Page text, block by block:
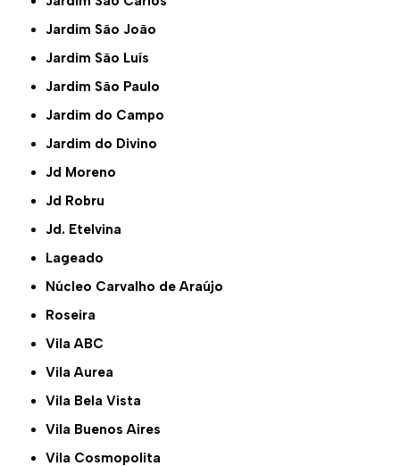
Jardim São João
Jardim São Luís
Jardim São Paulo
Jardim do Campo
Jardim do Divino
Jd Moreno
Jd Robru
Jd. Etelvina
Lageado
Núcleo Carvalho de Araújo
Roseira
Vila ABC
Vila Aurea
Vila Bela Vista
Vila Buenos Aires
Vila Cosmopolita